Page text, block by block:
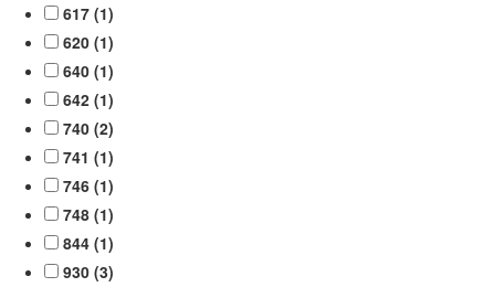
617 (1)
620 (1)
640 (1)
642 (1)
740 (2)
741 (1)
746 (1)
748 (1)
844 (1)
930 (3)